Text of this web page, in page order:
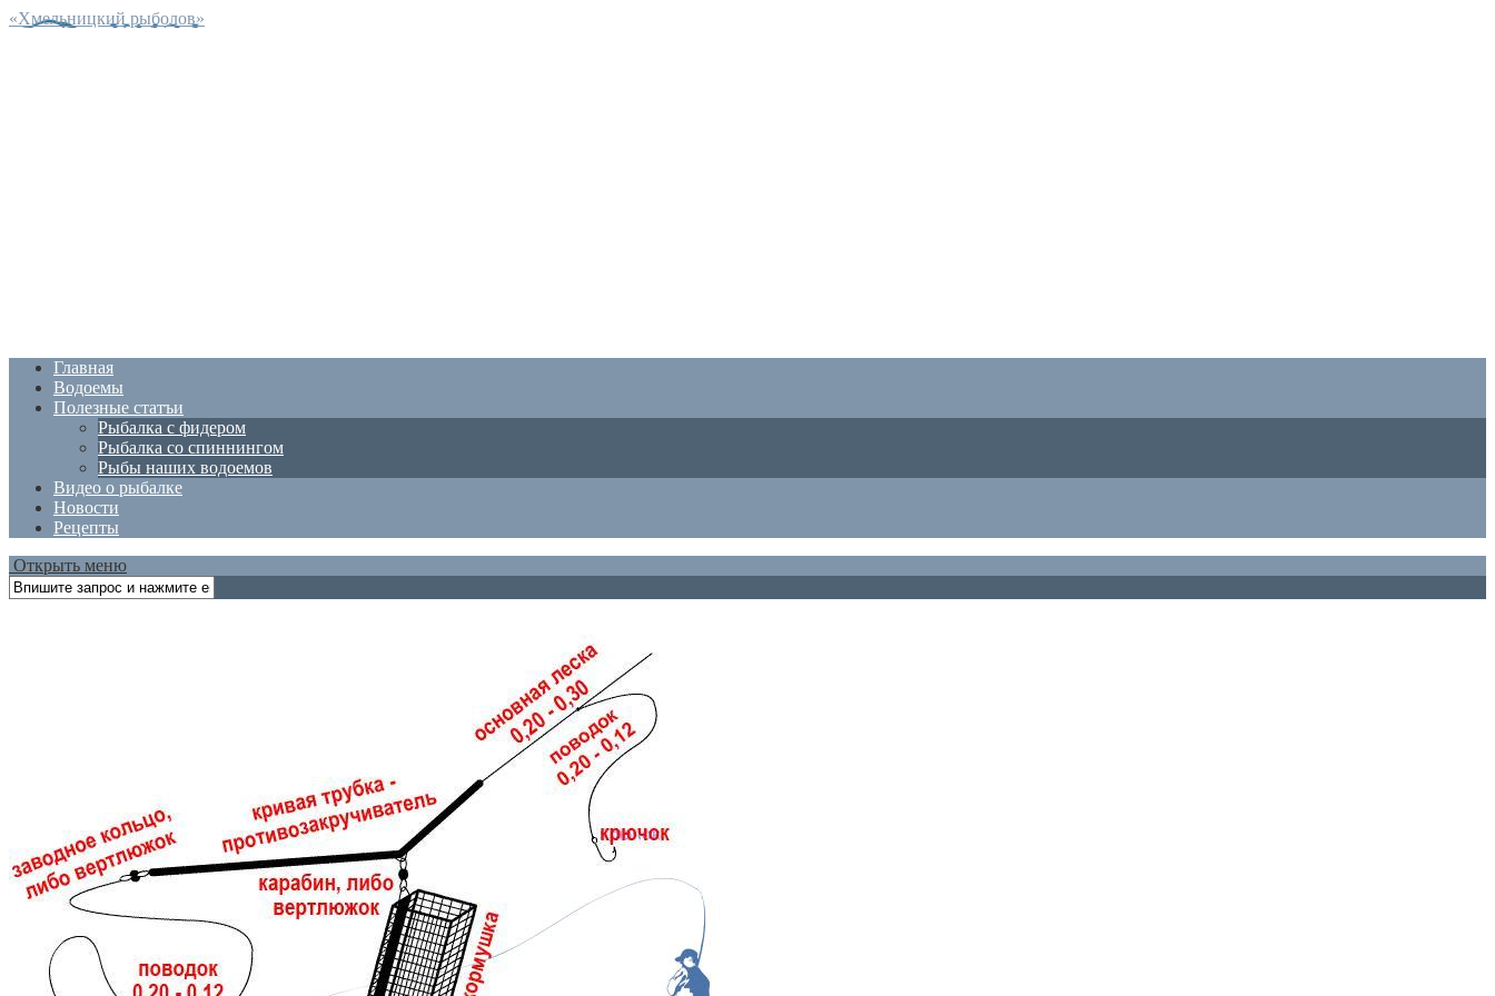
«Хмельницкий рыболов»
Главная
Водоемы
Полезные статъи
Рыбалка с фидером
Рыбалка со спиннингом
Рыбы наших водоемов
Видео о рыбалке
Новости
Рецепты
Открыть меню